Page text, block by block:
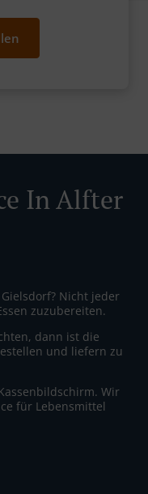
In Alfter
Nicht jeder
zuzubereiten.
dann ist die
und liefern zu
Wir
für Lebensmittel